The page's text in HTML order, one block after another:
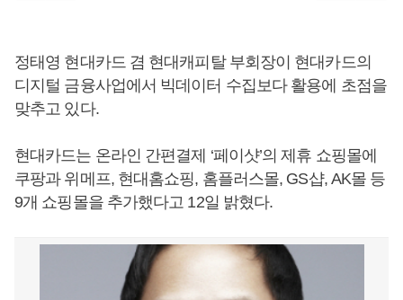
정태영 현대카드 겸 현대캐피탈 부회장이 현대카드의
디지털 금융사업에서 빅데이터 수집보다 활용에 초점을
맞추고 있다.
현대카드는 온라인 간편결제 ‘페이샷’의 제휴 쇼핑몰에
쿠팡과 위메프, 현대홈쇼핑, 홈플러스몰, GS샵, AK몰 등
9개 쇼핑몰을 추가했다고 12일 밝혔다.